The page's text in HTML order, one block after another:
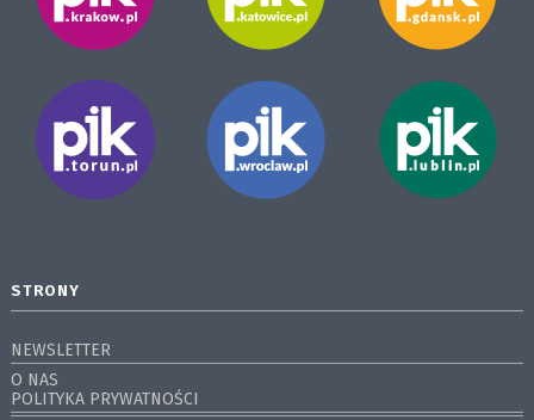
STRONY
NEWSLETTER
O NAS
POLITYKA PRYWATNOŚCI